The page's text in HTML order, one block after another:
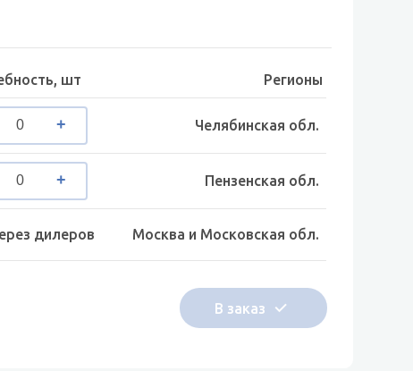
шт Регионы
Челябинская обл.
Пензенская обл.
дилеров Москва и Московская обл.